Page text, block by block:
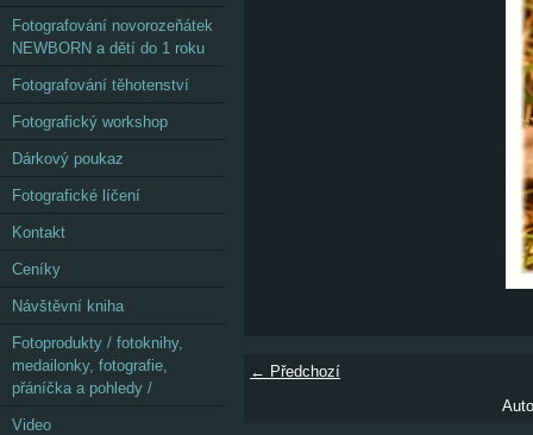
← Předchozí
Fotografování novorozeňátek
NEWBORN a dětí do 1 roku
Fotografování těhotenství
Fotografický workshop
Dárkový poukaz
Fotografické líčení
Kontakt
Ceníky
Návštěvní kniha
Fotoprodukty / fotoknihy,
medailonky, fotografie,
přáníčka a pohledy /
Video